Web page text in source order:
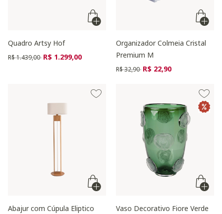
Quadro Artsy Hof
Preço reduzido de
R$ 1.439,00 para
R$ 1.299,00
Organizador Colmeia Cristal
Premium M
Preço reduzido de
R$ 32,90 para
R$ 22,90
Abajur com Cúpula Eliptico
Vaso Decorativo Fiore Verde